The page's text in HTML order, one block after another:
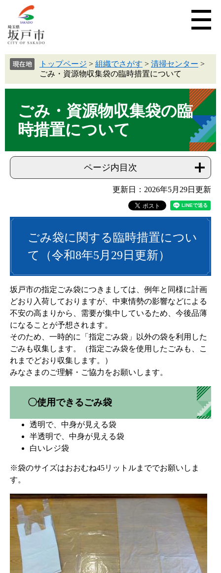
トップページ > 組織でさがす > 清掃センター >
ごみ・資源物収集袋の臨時措置について
ごみ・資源物収集袋の臨
時措置について
ページ内目次
更新日：2026年5月29日更新
ごみ袋に関する臨時措置につい
て（令和8年5月29日更新）
坂戸市の指定ごみ袋につきましては、例年と同様に計画
どおり入荷しておりますが、中東情勢の影響などによる
不安の高まりから、需要が集中しているため、今後品薄
になることが予想されます。
そのため、一時的に「指定ごみ袋」以外の袋を利用した
ごみも収集します。（指定ごみ袋を使用したごみも、こ
れまでどおり収集します。）
みなさまのご理解・ご協力をお願いします。
〇使用できるごみ袋
透明で、中身が見える袋
半透明で、中身が見える袋
白いレジ袋
※袋のサイズはおおむね45リットルまででお願いしま
す。